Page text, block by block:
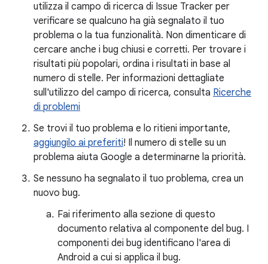
utilizza il campo di ricerca di Issue Tracker per
verificare se qualcuno ha già segnalato il tuo
problema o la tua funzionalità. Non dimenticare di
cercare anche i bug chiusi e corretti. Per trovare i
risultati più popolari, ordina i risultati in base al
numero di stelle. Per informazioni dettagliate
sull'utilizzo del campo di ricerca, consulta Ricerche
di problemi
Se trovi il tuo problema e lo ritieni importante,
aggiungilo ai preferiti! Il numero di stelle su un
problema aiuta Google a determinarne la priorità.
Se nessuno ha segnalato il tuo problema, crea un
nuovo bug.
Fai riferimento alla sezione di questo
documento relativa al componente del bug. I
componenti dei bug identificano l'area di
Android a cui si applica il bug.